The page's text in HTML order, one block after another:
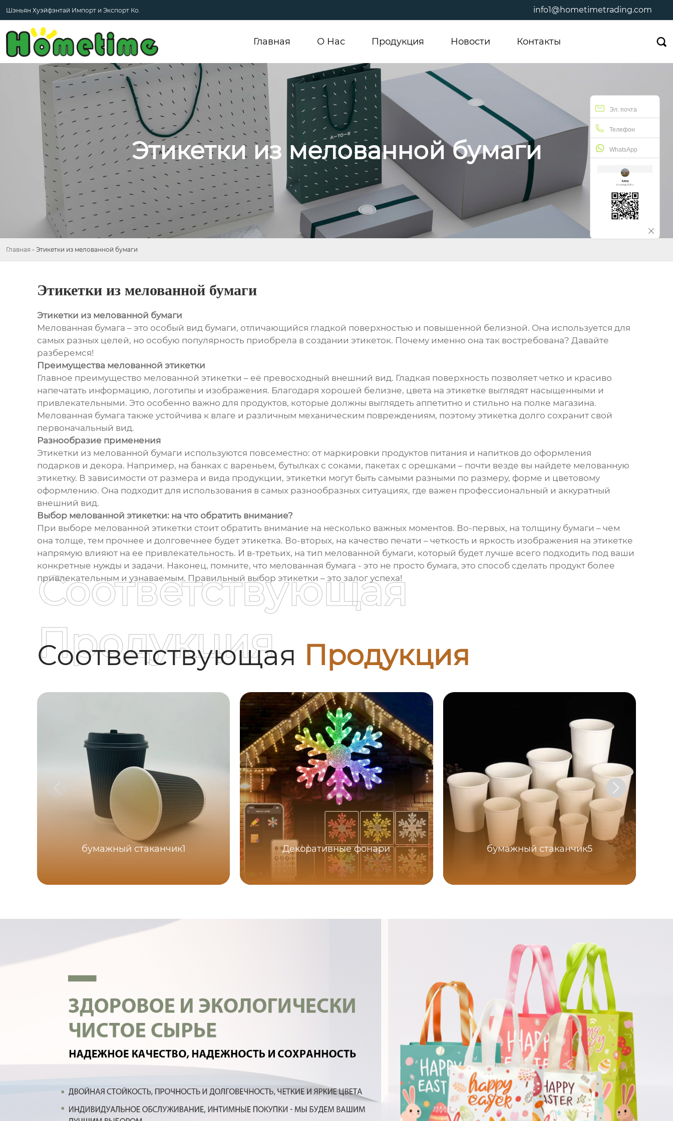
Шэньян Хуэйфэнтай Импорт и Экспорт Ко. info1@hometimetrading.com
Главная О Hас Продукция Новости Контакты 
Этикетки из мелованной бумаги
Главная - Этикетки из мелованной бумаги
Этикетки из мелованной бумаги
Этикетки из мелованной бумаги
Мелованная бумага – это особый вид бумаги, отличающийся гладкой поверхностью и повышенной белизной. Она используется для
самых разных целей, но особую популярность приобрела в создании этикеток. Почему именно она так востребована? Давайте
разберемся!
Преимущества мелованной этикетки
Главное преимущество мелованной этикетки – её превосходный внешний вид. Гладкая поверхность позволяет четко и красиво
напечатать информацию, логотипы и изображения. Благодаря хорошей белизне, цвета на этикетке выглядят насыщенными и
привлекательными. Это особенно важно для продуктов, которые должны выглядеть аппетитно и стильно на полке магазина.
Мелованная бумага также устойчива к влаге и различным механическим повреждениям, поэтому этикетка долго сохранит свой
первоначальный вид.
Разнообразие применения
Этикетки из мелованной бумаги используются повсеместно: от маркировки продуктов питания и напитков до оформления
подарков и декора. Например, на банках с вареньем, бутылках с соками, пакетах с орешками – почти везде вы найдете мелованную
этикетку. В зависимости от размера и вида продукции, этикетки могут быть самыми разными по размеру, форме и цветовому
оформлению. Она подходит для использования в самых разнообразных ситуациях, где важен профессиональный и аккуратный
внешний вид.
Выбор мелованной этикетки: на что обратить внимание?
При выборе мелованной этикетки стоит обратить внимание на несколько важных моментов. Во-первых, на толщину бумаги – чем
она толще, тем прочнее и долговечнее будет этикетка. Во-вторых, на качество печати – четкость и яркость изображения на этикетке
напрямую влияют на ее привлекательность. И в-третьих, на тип мелованной бумаги, который будет лучше всего подходить под ваши
конкретные нужды и задачи. Наконец, помните, что мелованная бумага - это не просто бумага, это способ сделать продукт более
привлекательным и узнаваемым. Правильный выбор этикетки – это залог успеха!
Соответствующая Продукция
Соответствующая
Продукция
бумажный стаканчик1 Декоративные фонари бумажный стаканчик5
Эл. почта
Телефон
WhatsApp